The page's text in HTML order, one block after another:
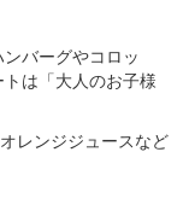
バーグやコロッ
は「大人のお子様
レンジジュースなど